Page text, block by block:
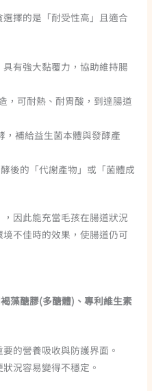
擇的是「耐受性高」且適合
具有強大黏覆力，協助維持腸
，可耐熱、耐胃酸，到達腸道
，補給益生菌本體與發酵產
酵後的「代謝產物」或「菌體成
因此能充當毛孩在腸道狀況
不佳時的效果，使腸道仍可
藻醣膠(多醣體)、專利維生素
的營養吸收與防護界面。
況容易變得不穩定。